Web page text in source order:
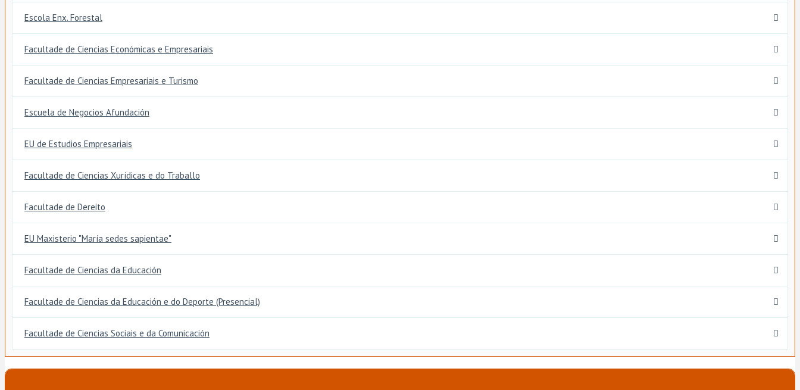
Escola Enx. Forestal
Facultade de Ciencias Económicas e Empresariais
Facultade de Ciencias Empresariais e Turismo
Escuela de Negocios Afundación
EU de Estudios Empresariais
Facultade de Ciencias Xurídicas e do Traballo
Facultade de Dereito
EU Maxisterio "María sedes sapientae"
Facultade de Ciencias da Educación
Facultade de Ciencias da Educación e do Deporte (Presencial)
Facultade de Ciencias Sociais e da Comunicación